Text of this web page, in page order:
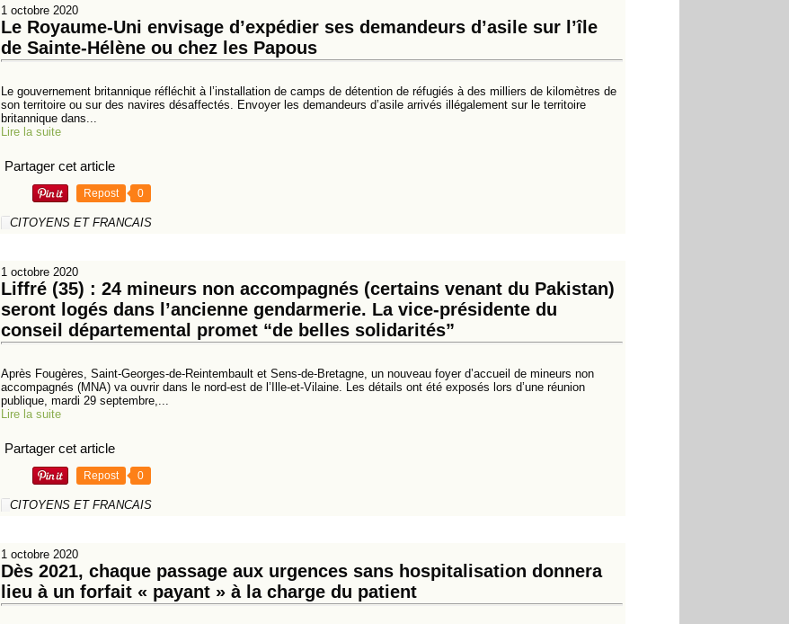
1 octobre 2020
Le Royaume-Uni envisage d’expédier ses demandeurs d’asile sur l’île
de Sainte-Hélène ou chez les Papous
Le gouvernement britannique réfléchit à l’installation de camps de détention de réfugiés à des milliers de kilomètres de
son territoire ou sur des navires désaffectés. Envoyer les demandeurs d’asile arrivés illégalement sur le territoire
britannique dans...
Lire la suite
Partager cet article
Repost 0
CITOYENS ET FRANCAIS
1 octobre 2020
Liffré (35) : 24 mineurs non accompagnés (certains venant du Pakistan)
seront logés dans l’ancienne gendarmerie. La vice-présidente du
conseil départemental promet “de belles solidarités”
Après Fougères, Saint-Georges-de-Reintembault et Sens-de-Bretagne, un nouveau foyer d’accueil de mineurs non
accompagnés (MNA) va ouvrir dans le nord-est de l’Ille-et-Vilaine. Les détails ont été exposés lors d’une réunion
publique, mardi 29 septembre,...
Lire la suite
Partager cet article
Repost 0
CITOYENS ET FRANCAIS
1 octobre 2020
Dès 2021, chaque passage aux urgences sans hospitalisation donnera
lieu à un forfait « payant » à la charge du patient